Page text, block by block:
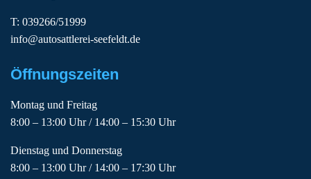
T: 039266/51999
info@autosattlerei-seefeldt.de
Öffnungszeiten
Montag und Freitag
8:00 – 13:00 Uhr / 14:00 – 15:30 Uhr
Dienstag und Donnerstag
8:00 – 13:00 Uhr / 14:00 – 17:30 Uhr